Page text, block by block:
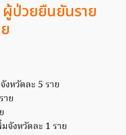
ป่วยยืนยันราย
หวัดละ 5 ราย
าย
จังหวัดละ 1 ราย